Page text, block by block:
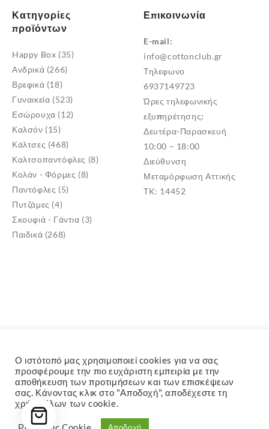
Κατηγορίες
προϊόντων
Happy Box (35)
Ανδρικά (266)
Βρεφικά (18)
Γυναικεία (523)
Εσώρουχα (12)
Καλσόν (15)
Κάλτσες (468)
Καλτσοπαντόφλες (8)
Κολάν - Φόρμες (8)
Παντόφλες (5)
Πυτζάμες (4)
Σκουφιά - Γάντια (3)
Παιδικά (268)
Επικοινωνία
E-mail:
info@cottonclub.gr
Τηλεφωνο
6937149723
Ώρες τηλεφωνικής
εξυπηρέτησης:
Δευτέρα-Παρασκευή
10:00 – 18:00
Διεύθυνση
Μεταμόρφωση Αττικής
TK: 14452
Ο ιστότοπό μας χρησιμοποιεί cookies για να σας
προσφέρουμε την πιο ευχάριστη εμπειρία με την
αποθήκευση των προτιμήσεων και των επισκέψεων
σας. Κάνοντας κλικ στο "Αποδοχή", αποδέχεστε τη
χρήση όλων των cookie.